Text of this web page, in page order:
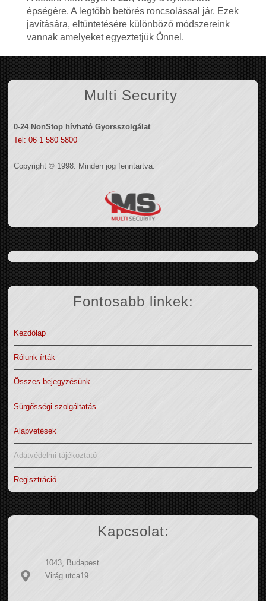
épségére. A legtöbb betörés roncsolással jár. Ezek
javítására, eltüntetésére különböző módszereink
vannak amelyeket egyeztetjük Önnel.
Multi Security
0-24 NonStop hívható Gyorsszolgálat
Tel: 06 1 580 5800
Copyright © 1998. Minden jog fenntartva.
Fontosabb linkek:
Kezdőlap
Rólunk írták
Összes bejegyzésünk
Sürgősségi szolgáltatás
Alapvetések
Adatvédelmi tájékoztató
Regisztráció
Kapcsolat:
1043, Budapest
Virág utca19.